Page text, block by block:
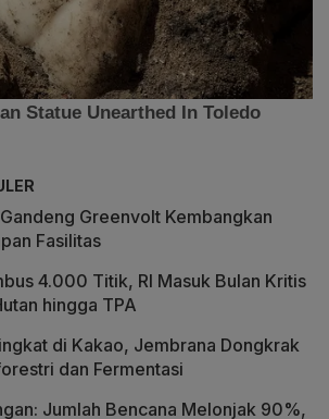
Greenvolt Kembangkan
Fasilitas
4.000 Titik, RI Masuk Bulan Kritis
hingga TPA
di Kakao, Jembrana Dongkrak
dan Fermentasi
Jumlah Bencana Melonjak 90%,